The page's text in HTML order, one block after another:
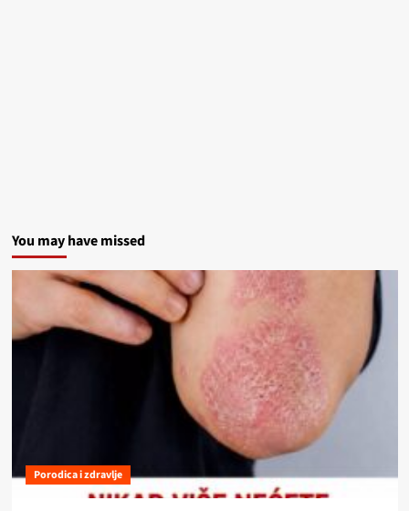
You may have missed
Porodica i zdravlje